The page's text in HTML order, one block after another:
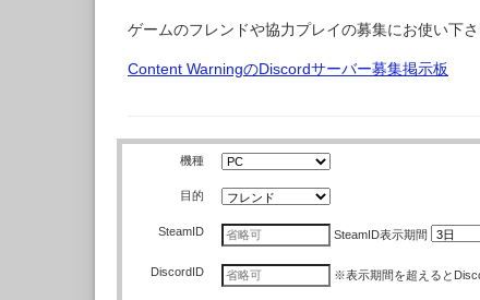
ゲームのフレンドや協力プレイの募集にお使い下さ
Content WarningのDiscordサーバー募集掲示板
機種
目的
SteamID SteamID表示期間
DiscordID ※表示期間を超えると